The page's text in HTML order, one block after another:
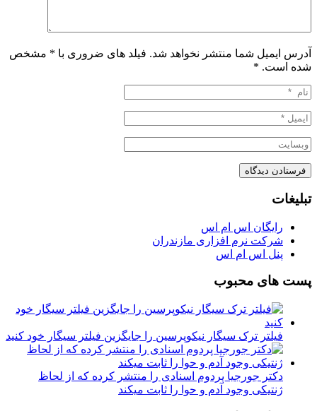
آدرس ایمیل شما منتشر نخواهد شد. فیلد های ضروری با * مشخص
شده است. *
تبلیغات
رایگان اس ام اس
شرکت نرم افزاری مازندران
پنل اس ام اس
پست های محبوب
فیلتر ترک سیگار نیکوپرسین را جایگزین فیلتر سیگار خود کنید
دکتر جورجیا پردوم اسنادی را منتشر کرده که از لحاظ
ژنتیکی وجود آدم و حوا را ثابت میکند